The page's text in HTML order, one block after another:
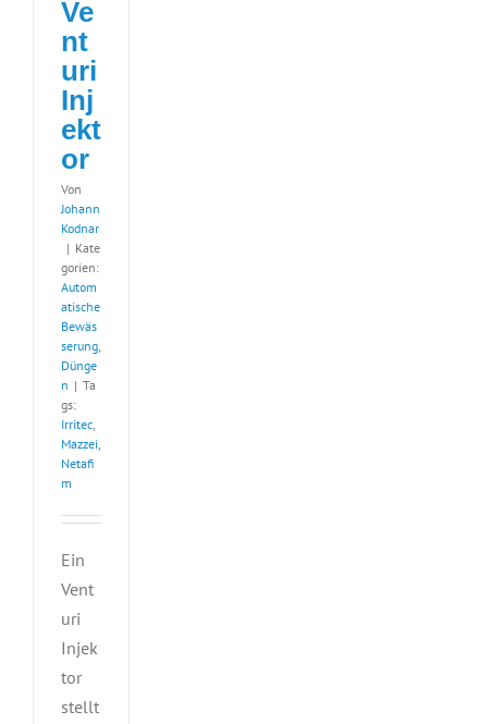
Ve
nt
uri
Inj
ekt
or
Von
Johann
Kodnar
| Kate
gorien:
Autom
atische
Bewäs
serung,
Dünge
n | Ta
gs:
Irritec,
Mazzei,
Netafi
m
Ein
Vent
uri
Injek
tor
stellt